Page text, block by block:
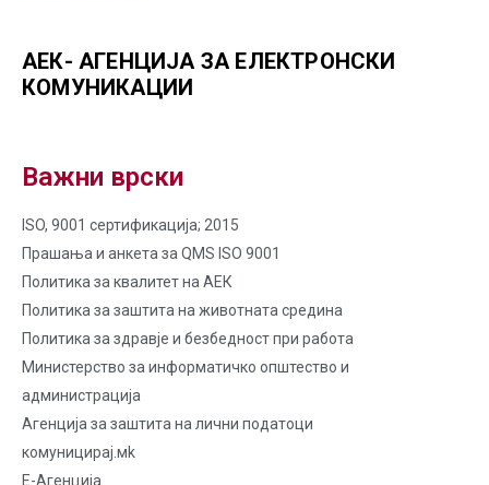
АЕК- АГЕНЦИЈА ЗА ЕЛЕКТРОНСКИ
КОМУНИКАЦИИ
Важни врски
ISO, 9001 сертификација; 2015
Прашања и анкета за QMS ISO 9001
Политика за квалитет на AЕК
Политика за заштита на животната средина
Политика за здравје и безбедност при работа
Министерство за информатичко општество и
администрација
Агенција за заштита на лични податоци
комуницирај.мk
Е-Агенција